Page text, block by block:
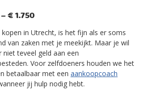
€ 1.750
in Utrecht, is het fijn als er soms
van zaken met je meekijkt. Maar je wil
teveel geld aan een
Voor zelfdoeners houden we het
betaalbaar met een aankoopcoach
jij hulp nodig hebt.